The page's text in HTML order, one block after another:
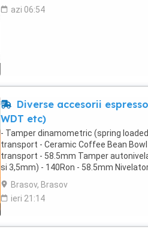
azi 06:54
Diverse accesorii
WDT etc)
- Tamper dinamometric (spring
transport - Ceramic Coffee Bean
transport - 58.5mm Tamper
si 3,5mm) - 140Ron - 58.5mm
Station - Motta - 100Ron
Brasov, Brasov
ieri 21:14